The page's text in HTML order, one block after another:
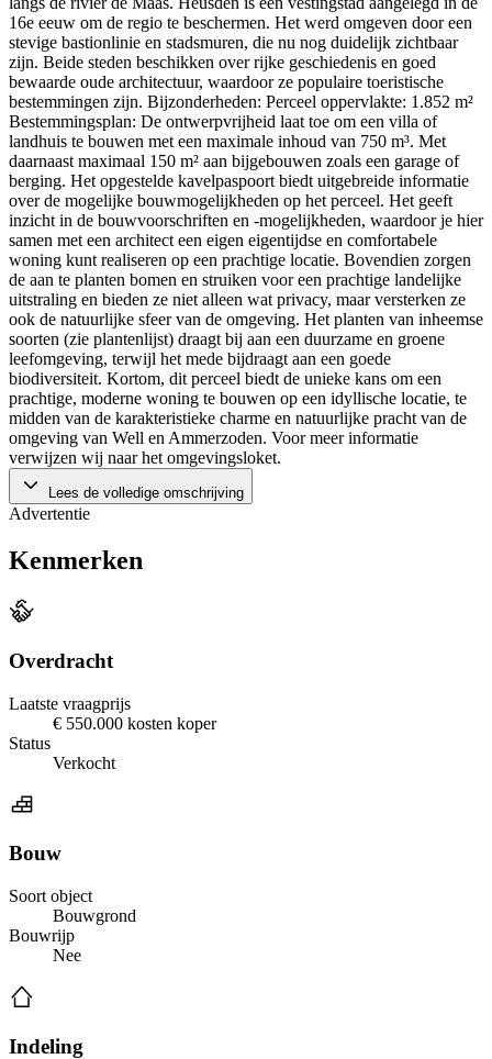
16e eeuw om de regio te beschermen. Het werd omgeven door een
stevige bastionlinie en stadsmuren, die nu nog duidelijk zichtbaar
zijn. Beide steden beschikken over rijke geschiedenis en goed
bewaarde oude architectuur, waardoor ze populaire toeristische
bestemmingen zijn. Bijzonderheden: Perceel oppervlakte: 1.852 m²
Bestemmingsplan: De ontwerpvrijheid laat toe om een villa of
landhuis te bouwen met een maximale inhoud van 750 m³. Met
daarnaast maximaal 150 m² aan bijgebouwen zoals een garage of
berging. Het opgestelde kavelpaspoort biedt uitgebreide informatie
over de mogelijke bouwmogelijkheden op het perceel. Het geeft
inzicht in de bouwvoorschriften en -mogelijkheden, waardoor je hier
samen met een architect een eigen eigentijdse en comfortabele
woning kunt realiseren op een prachtige locatie. Bovendien zorgen
de aan te planten bomen en struiken voor een prachtige landelijke
uitstraling en bieden ze niet alleen wat privacy, maar versterken ze
ook de natuurlijke sfeer van de omgeving. Het planten van inheemse
soorten (zie plantenlijst) draagt bij aan een duurzame en groene
leefomgeving, terwijl het mede bijdraagt aan een goede
biodiversiteit. Kortom, dit perceel biedt de unieke kans om een
prachtige, moderne woning te bouwen op een idyllische locatie, te
midden van de karakteristieke charme en natuurlijke pracht van de
omgeving van Well en Ammerzoden. Voor meer informatie
verwijzen wij naar het omgevingsloket.
Lees de volledige omschrijving
Advertentie
Kenmerken
Overdracht
Laatste vraagprijs
€ 550.000 kosten koper
Status
Verkocht
Bouw
Soort object
Bouwgrond
Bouwrijp
Nee
Indeling